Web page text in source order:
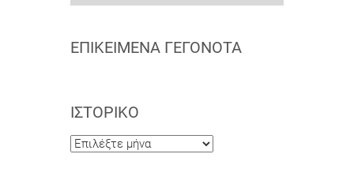
ΕΠΙΚΕΊΜΕΝΑ ΓΕΓΟΝΌΤΑ
ΙΣΤΟΡΙΚΌ
Ιστορικό